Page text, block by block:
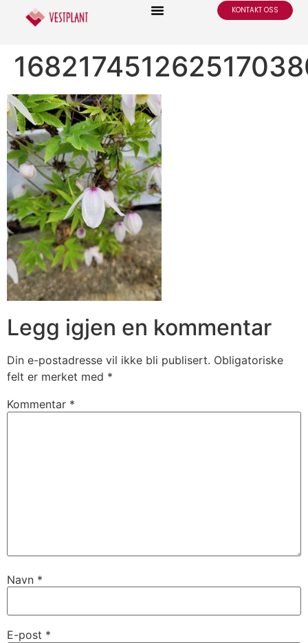
KONTAKT OSS
Legg igjen en kommentar
Din e-postadresse vil ikke bli publisert. Obligatoriske
felt er merket med *
Kommentar *
Navn *
E-post *